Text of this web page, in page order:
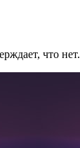
что нет.